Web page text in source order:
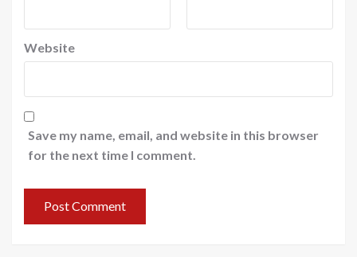
Website
Save my name, email, and website in this browser
for the next time I comment.